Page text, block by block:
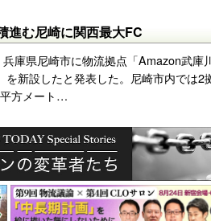
進む尼崎に関西最大FC
庫県尼崎市に物流拠点「Amazon武庫
を新設したと発表した。尼崎市内では2
方メート…